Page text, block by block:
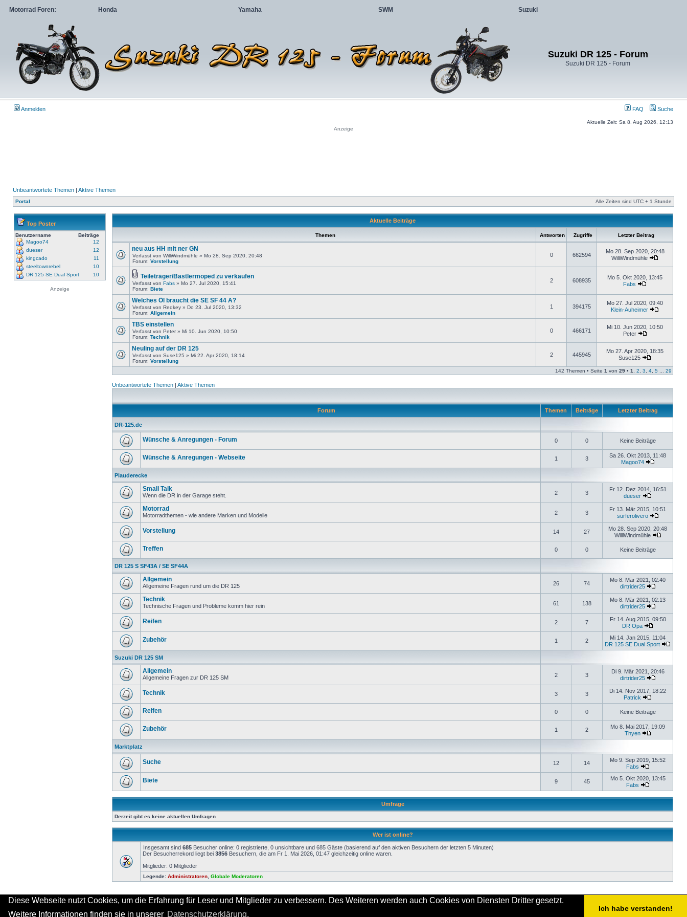
Diese Webseite nutzt Cookies, um die Erfahrung für Leser und Mitglieder zu verbessern. Des Weiteren werden auch Cookies von Diensten Dritter gesetzt.
Weitere Informationen finden sie in unserer Datenschutzerklärung.
Ich habe verstanden!
Motorrad Foren: Honda Yamaha SWM Suzuki
Suzuki DR 125 - Forum
Suzuki DR 125 - Forum
Anmelden FAQ Suche
Aktuelle Zeit: Sa 8. Aug 2026, 12:13
Anzeige
Unbeantwortete Themen | Aktive Themen
Portal Alle Zeiten sind UTC + 1 Stunde
Top Poster
Benutzername
Beiträge
Magoo74
12
dueser
12
kingcado
11
steeltownrebel
10
DR 125 SE Dual Sport
10
Anzeige
Aktuelle Beiträge
Themen Antworten Zugriffe Letzter Beitrag
neu aus HH mit ner GN
Verfasst von WilliWindmühle » Mo 28. Sep 2020, 20:48
Forum: Vorstellung
0 662594
Mo 28. Sep 2020, 20:48
WilliWindmühle
Teileträger/Bastlermoped zu verkaufen
Verfasst von Fabs » Mo 27. Jul 2020, 15:41
Forum: Biete
2 608935
Mo 5. Okt 2020, 13:45
Fabs
Welches Öl braucht die SE SF 44 A?
Verfasst von Redkey » Do 23. Jul 2020, 13:32
Forum: Allgemein
1 394175
Mo 27. Jul 2020, 09:40
Klein-Auheimer
TBS einstellen
Verfasst von Peter » Mi 10. Jun 2020, 10:50
Forum: Technik
0 466171
Mi 10. Jun 2020, 10:50
Peter
Neuling auf der DR 125
Verfasst von Suse125 » Mi 22. Apr 2020, 18:14
Forum: Vorstellung
2 445945
Mo 27. Apr 2020, 18:35
Suse125
142 Themen • Seite 1 von 29 • 1 2 3 4 5 29
Unbeantwortete Themen | Aktive Themen
Forum Themen Beiträge Letzter Beitrag
DR-125.de
Wünsche & Anregungen - Forum 0 0 Keine Beiträge
Wünsche & Anregungen - Webseite 1 3
Sa 26. Okt 2013, 11:48
Magoo74
Plauderecke
Small Talk
Wenn die DR in der Garage steht. 2 3
Fr 12. Dez 2014, 16:51
dueser
Motorrad
Motorradthemen - wie andere Marken und Modelle 2 3
Fr 13. Mär 2015, 10:51
surferolivero
Vorstellung 14 27
Mo 28. Sep 2020, 20:48
WilliWindmühle
Treffen 0 0 Keine Beiträge
DR 125 S SF43A / SE SF44A
Allgemein
Allgemeine Fragen rund um die DR 125 26 74
Mo 8. Mär 2021, 02:40
dirtrider25
Technik
Technische Fragen und Probleme komm hier rein 61 138
Mo 8. Mär 2021, 02:13
dirtrider25
Reifen 2 7
Fr 14. Aug 2015, 09:50
DR Opa
Zubehör 1 2
Mi 14. Jan 2015, 11:04
DR 125 SE Dual Sport
Suzuki DR 125 SM
Allgemein
Allgemeine Fragen zur DR 125 SM 2 3
Di 9. Mär 2021, 20:46
dirtrider25
Technik 3 3
Di 14. Nov 2017, 18:22
Patrick
Reifen 0 0 Keine Beiträge
Zubehör 1 2
Mo 8. Mai 2017, 19:09
Thyen
Marktplatz
Suche 12 14
Mo 9. Sep 2019, 15:52
Fabs
Biete 9 45
Mo 5. Okt 2020, 13:45
Fabs
Umfrage
Derzeit gibt es keine aktuellen Umfragen
Wer ist online?
Insgesamt sind 685 Besucher online: 0 registrierte, 0 unsichtbare und 685 Gäste (basierend auf den aktiven Besuchern der letzten 5 Minuten)
Der Besucherrekord liegt bei 3856 Besuchern, die am Fr 1. Mai 2026, 01:47 gleichzeitig online waren.
Mitglieder: 0 Mitglieder
Legende: Administratoren Globale Moderatoren
Powered by Board3 Portal
© 2009 - 2011 Board3 Group